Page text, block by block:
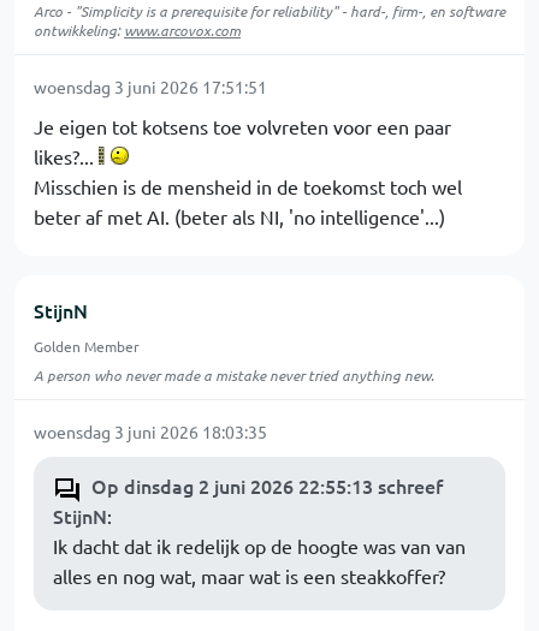
Arco - "Simplicity is a prerequisite for reliability" - hard-, firm-, en software
ontwikkeling:www.arcovox.com
woensdag 3 juni 2026 17:51:51
Je eigen tot kotsens toe volvreten voor een paar
likes?...
Misschien is de mensheid in de toekomst toch wel
beter af met AI. (beter als NI, 'no intelligence'...)
StijnN
Golden Member
A person who never made a mistake never tried anything new.
woensdag 3 juni 2026 18:03:35
Op dinsdag 2 juni 2026 22:55:13 schreef
StijnN:
Ik dacht dat ik redelijk op de hoogte was van van
alles en nog wat, maar wat is een steakkoffer?